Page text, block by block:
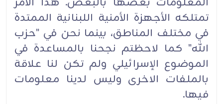
تمتلكه الأجهزة الأمنية اللبنانية الممتدة
في مختلف المناطق، بينما نحن في "حزب
الله" كما لاحظتم نجحنا بالمساعدة في
الموضوع الإسرائيلي ولم تكن لنا علاقة
بالملفات الاخرى وليس لدينا معلومات
فيها.